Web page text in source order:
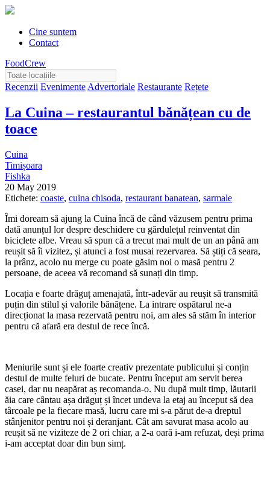
Cine suntem
Contact
FoodCrew
Recenzii Evenimente Advertoriale Restaurante Rețete
La Cuina – restaurantul bănățean cu de
toace
Cuina
Timișoara
Fishka
20 May 2019
Etichete: coaste, cuina chisoda, restaurant banatean, sarmale
Îmi doream să ajung la Cuina încă de când văzusem pentru prima
dată anunțul lor despre deschidere cu gărdulețul reinventat din
biciclete albe. Vreau să spun că a trecut mai mult de un an până am
reușit să îi vizitez, și atunci a fost musai rezervarea. Să știți că seara,
la prânz, acolo nu merge cu poate găsim noi o masă pentru 2
persoane, de aceea vă recomand să sunați din timp.
Locația e foarte drăguț amenajată, într-adevăr au reușit să transmită
puțin din stilul și valorile bănățene. La intrare ospătarul ne-a
direcționat la masa rezervată pentru noi, am ales să stăm în interior
pentru că afară era destul de rece încă.
Meniurile sunt și ele foarte creativ prezentate publicului și conțin
destul de multe feluri de bucate. Pentru început am servit berea
casei, dar nu neapărat aș recomanda-o. Nu după mult timp, lăutarii
ăia care cântau așa drăguț și încet undeva la etaj au început să dea
târcoale pe la fiecare masă, lucru care mi s-a părut de-a dreptul
stânjenitor pentru noi și deranjant. Cât am savurat masa acolo au
reușit să ne viziteze de 2 ori chiar, a 2-a oară i-am refuzat, deși prima
i-am acceptat doar din bun simț.